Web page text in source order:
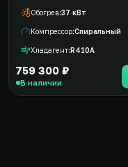
Обогрев 37 кВт
Компрессор Спиральный
Хладагент R410A
759 300 ₽
В наличии